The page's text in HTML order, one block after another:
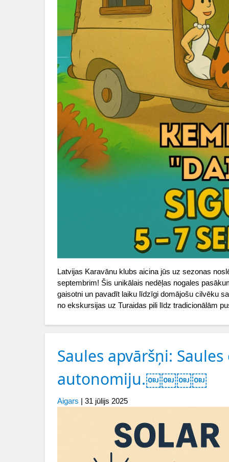
Latvijas Karavānu klubs aicina jūs uz sezonas
septembrim! Šis unikālais nedēļas nogales
gaisotni un pavadīt laiku līdzīgi domājošu cilvēku
no ekskursijas uz Turaidas pili līdz tradicionālām
Saules apvāršņi:
autonomiju.￼￼￼￼
Aigars | 31 jūlijs 2025